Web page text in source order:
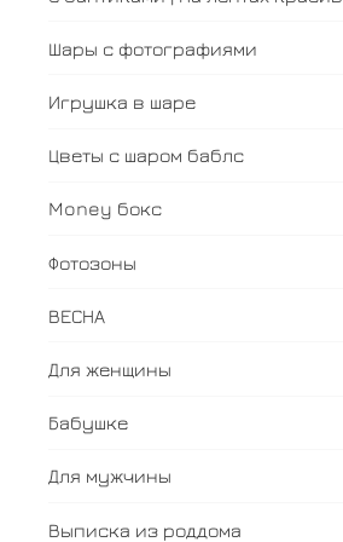
Шары с фотографиями
Игрушка в шаре
Цветы с шаром баблс
Money бокс
Фотозоны
ВЕСНА
Для женщины
Бабушке
Для мужчины
Выписка из роддома